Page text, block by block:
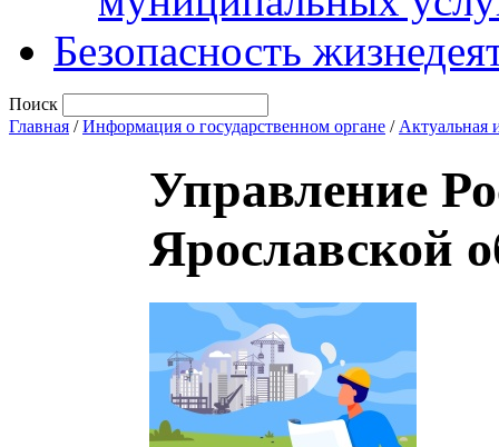
Безопасность
Поиск
Главная /Информация о государственном органе / Актуальная
Управление
Ярославской